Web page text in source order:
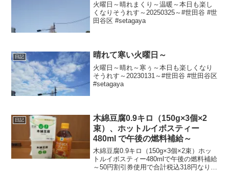
火曜日～晴れまくり～温暖～本日も楽し
くなりそうれす～20250325～#世田谷 #世
田谷区 #setagaya
日記 晴れて寒い火曜日～
火曜日～晴れ～寒ぅ～本日も楽しくなり
そうれす～20230131～#世田谷 #世田谷区
#setagaya
日記
木綿豆腐0.9キロ（150g×3個×2
束）、ホットルイボスティー
480ml で午後の燃料補給～
木綿豆腐0.9キロ（150g×3個×2束）ホッ
トルイボスティー480mlで午後の燃料補給
～50円割引券使用で合計税込318円なり～